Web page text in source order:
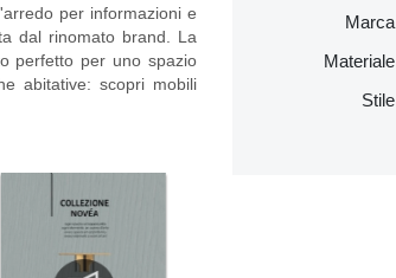
per informazioni e
dal rinomato brand. La
perfetto per uno spazio
abitative: scopri mobili
Marca
Materiale
Stile